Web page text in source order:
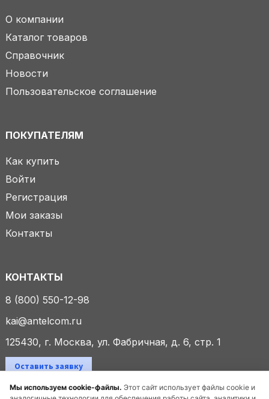
Мы используем cookie-файлы. Этот сайт использует файлы cookie и
О компании
Каталог товаров
Справочник
Новости
Пользовательское соглашение
ПОКУПАТЕЛЯМ
Как купить
Войти
Регистрация
Мои заказы
Контакты
КОНТАКТЫ
8 (800) 550-12-98
kai@antelcom.ru
125430, г. Москва, ул. Фабричная, д. 6, стр. 1
Оставить заявку